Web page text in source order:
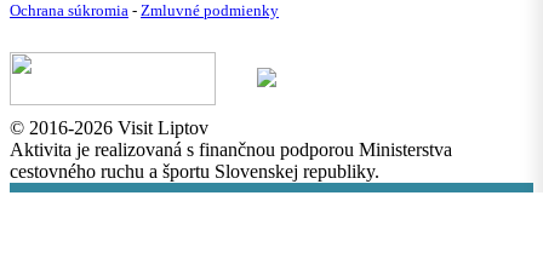
Ochrana súkromia - Zmluvné podmienky
© 2016-2026 Visit Liptov
Aktivita je realizovaná s finančnou podporou Ministerstva
cestovného ruchu a športu Slovenskej republiky.